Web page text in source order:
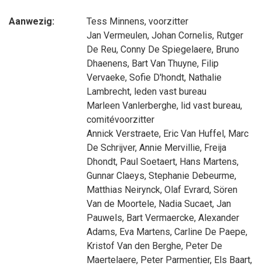
Aanwezig: Tess Minnens, voorzitter
Jan Vermeulen, Johan Cornelis, Rutger
De Reu, Conny De Spiegelaere, Bruno
Dhaenens, Bart Van Thuyne, Filip
Vervaeke, Sofie D'hondt, Nathalie
Lambrecht, leden vast bureau
Marleen Vanlerberghe, lid vast bureau,
comitévoorzitter
Annick Verstraete, Eric Van Huffel, Marc
De Schrijver, Annie Mervillie, Freija
Dhondt, Paul Soetaert, Hans Martens,
Gunnar Claeys, Stephanie Debeurme,
Matthias Neirynck, Olaf Evrard, Sören
Van de Moortele, Nadia Sucaet, Jan
Pauwels, Bart Vermaercke, Alexander
Adams, Eva Martens, Carline De Paepe,
Kristof Van den Berghe, Peter De
Maertelaere, Peter Parmentier, Els Baart,